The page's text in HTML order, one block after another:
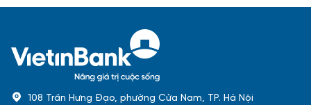
108 Trần Hưng Đạo, phường Cửa Nam, TP. Hà Nội